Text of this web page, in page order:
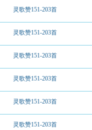
灵歌赞151-203首
灵歌赞151-203首
灵歌赞151-203首
灵歌赞151-203首
灵歌赞151-203首
灵歌赞151-203首